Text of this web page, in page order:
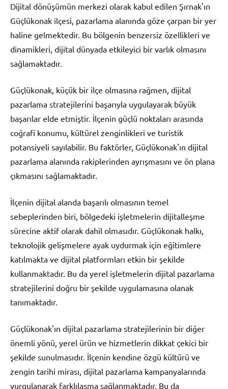
Dijital dönüşümün merkezi olarak kabul edilen Şırnak'ın
Güçlükonak ilçesi, pazarlama alanında göze çarpan bir yer
haline gelmektedir. Bu bölgenin benzersiz özellikleri ve
dinamikleri, dijital dünyada etkileyici bir varlık olmasını
sağlamaktadır.
Güçlükonak, küçük bir ilçe olmasına rağmen, dijital
pazarlama stratejilerini başarıyla uygulayarak büyük
başarılar elde etmiştir. İlçenin güçlü noktaları arasında
coğrafi konumu, kültürel zenginlikleri ve turistik
potansiyeli sayılabilir. Bu faktörler, Güçlükonak'ın dijital
pazarlama alanında rakiplerinden ayrışmasını ve ön plana
çıkmasını sağlamaktadır.
İlçenin dijital alanda başarılı olmasının temel
sebeplerinden biri, bölgedeki işletmelerin dijitalleşme
sürecine aktif olarak dahil olmasıdır. Güçlükonak halkı,
teknolojik gelişmelere ayak uydurmak için eğitimlere
katılmakta ve dijital platformları etkin bir şekilde
kullanmaktadır. Bu da yerel işletmelerin dijital pazarlama
stratejilerini doğru bir şekilde uygulamasına olanak
tanımaktadır.
Güçlükonak'ın dijital pazarlama stratejilerinin bir diğer
önemli yönü, yerel ürün ve hizmetlerin dikkat çekici bir
şekilde sunulmasıdır. İlçenin kendine özgü kültürü ve
zengin tarihi mirası, dijital pazarlama kampanyalarında
vurgulanarak farklılaşma sağlanmaktadır. Bu da